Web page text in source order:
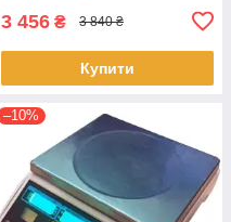
3 456 ₴ 3 840 ₴
Купити
–10%